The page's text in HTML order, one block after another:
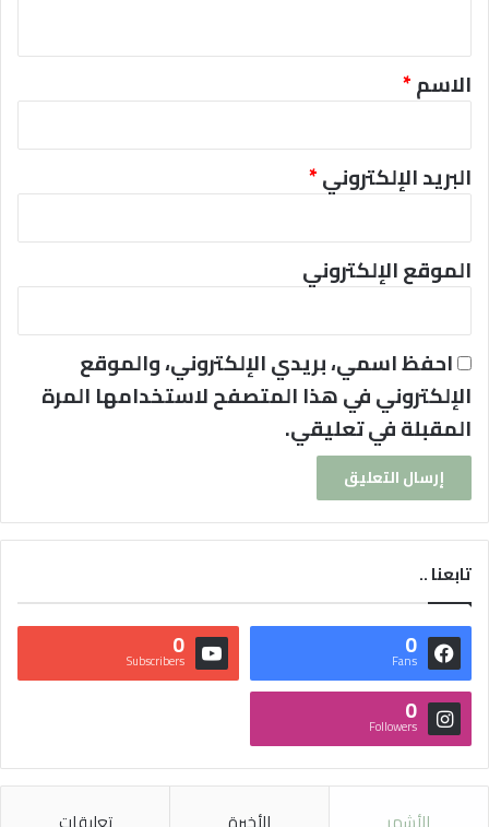
*
الاسم*
البريد الإلكتروني*
الموقع الإلكتروني
احفظ اسمي، بريدي الإلكتروني، والموقع
الإلكتروني في هذا المتصفح لاستخدامها المرة
المقبلة في تعليقي.
تابعنا ..
0
Fans
0
Subscribers
0
Followers